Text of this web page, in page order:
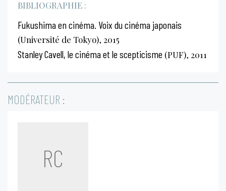
BIBLIOGRAPHIE :
Fukushima en cinéma. Voix du cinéma japonais
(Université de Tokyo), 2015
Stanley Cavell, le cinéma et le scepticisme (PUF), 2011
MODÉRATEUR :
RC